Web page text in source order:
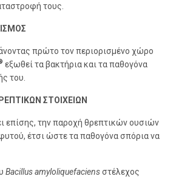
τους.
πρώτο τον περιορισμένο χώρο
εξωθεί τα βακτήρια και τα παθογόνα
του.
ΣΤΟΙΧΕΙΩΝ
επίσης, την παροχή θρεπτικών ουσιών
έτσι ώστε τα παθογόνα σπόρια να
Bacillus amyloliquefaciensστέλεχος